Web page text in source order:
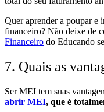
Quer aprender a poupar e
financeiro? Não deixe de
Financeiro do Educando
7. Quais as
Ser MEI tem suas
abrir MEI, que é